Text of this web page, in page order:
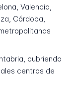
Valencia,
Córdoba,
cubriendo
centros de